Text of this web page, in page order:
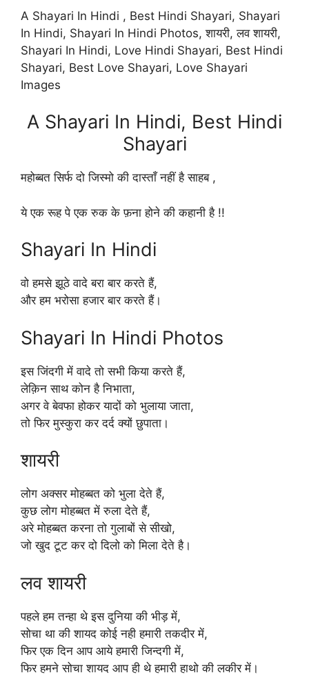
A Shayari In Hindi , Best Hindi Shayari, Shayari
In Hindi, Shayari In Hindi Photos, शायरी, लव शायरी,
Shayari In Hindi, Love Hindi Shayari, Best Hindi
Shayari, Best Love Shayari, Love Shayari
Images
A Shayari In Hindi, Best Hindi
Shayari
महोब्बत सिर्फ दो जिस्मो की दास्ताँ नहीं है साहब ,
ये एक रूह पे एक रुक के फ़ना होने की कहानी है !!
Shayari In Hindi
वो हमसे झूठे वादे बरा बार करते हैं,
और हम भरोसा हजार बार करते हैं।
Shayari In Hindi Photos
इस जिंदगी में वादे तो सभी किया करते हैं,
लेक़िन साथ कोन है निभाता,
अगर वे बेवफा होकर यादों को भुलाया जाता,
तो फिर मुस्कुरा कर दर्द क्यों छुपाता।
शायरी
लोग अक्सर मोहब्बत को भुला देते हैं,
कुछ लोग मोहब्बत में रुला देते हैं,
अरे मोहब्बत करना तो गुलाबों से सीखो,
जो खुद टूट कर दो दिलो को मिला देते है।
लव शायरी
पहले हम तन्हा थे इस दुनिया की भीड़ में,
सोचा था की शायद कोई नही हमारी तकदीर में,
फिर एक दिन आप आये हमारी जिन्दगी में,
फिर हमने सोचा शायद आप ही थे हमारी हाथो की लकीर में।